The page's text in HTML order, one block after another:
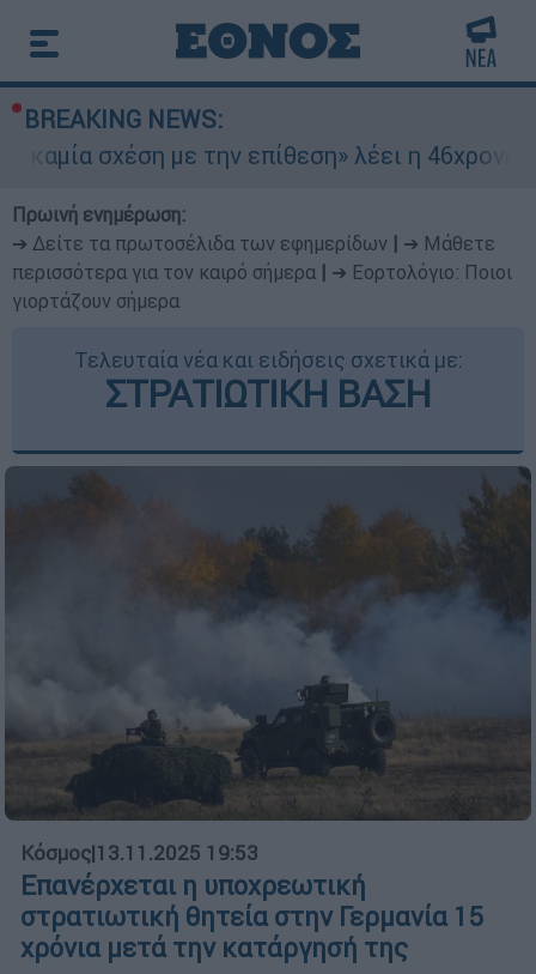
BREAKING NEWS:
με την επίθεση» λέει η 46χρονη - Τι
Πρωινή ενημέρωση:
➔ Δείτε τα πρωτοσέλιδα των εφημερίδων
➔ Μάθετε
περισσότερα για τον καιρό σήμερα
➔ Εορτολόγιο: Ποιοι
γιορτάζουν σήμερα
Τελευταία νέα και ειδήσεις σχετικά με:
ΣΤΡΑΤΙΩΤΙΚΗ ΒΑΣΗ
Κόσμος|13.11.2025 19:53
Επανέρχεται η υποχρεωτική
στρατιωτική θητεία στην Γερμανία 15
χρόνια μετά την κατάργησή της